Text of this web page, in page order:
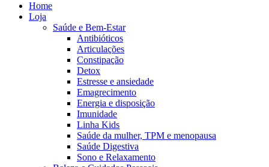
Home
Loja
Saúde e Bem-Estar
Antibióticos
Articulações
Constipação
Detox
Estresse e ansiedade
Emagrecimento
Energia e disposição
Imunidade
Linha Kids
Saúde da mulher, TPM e menopausa
Saúde Digestiva
Sono e Relaxamento